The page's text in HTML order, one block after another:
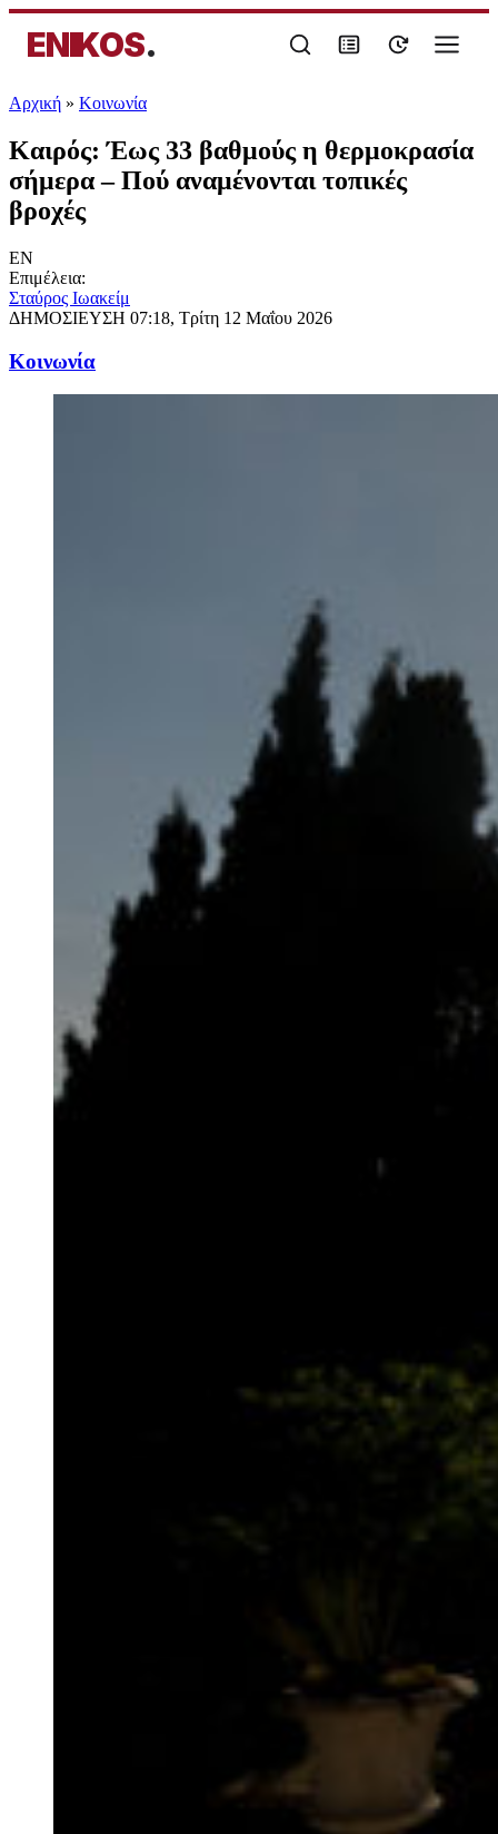
ENIKOS.
Αρχική » Κοινωνία
Καιρός: Έως 33 βαθμούς η θερμοκρασία
σήμερα – Πού αναμένονται τοπικές
βροχές
EN
Επιμέλεια:
Σταύρος Ιωακείμ
ΔΗΜΟΣΙΕΥΣΗ 07:18, Τρίτη 12 Μαΐου 2026
Κοινωνία